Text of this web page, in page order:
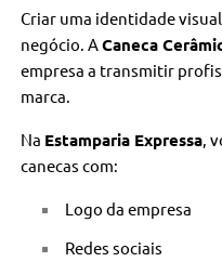
Criar uma identidade
negócio. ACaneca
empresa a transmitir
marca.
Na Estamparia Expressa,
canecas com:
Logo da empresa
Redes sociais